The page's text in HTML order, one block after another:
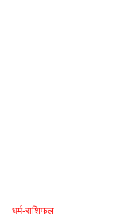
धर्म-राशिफल